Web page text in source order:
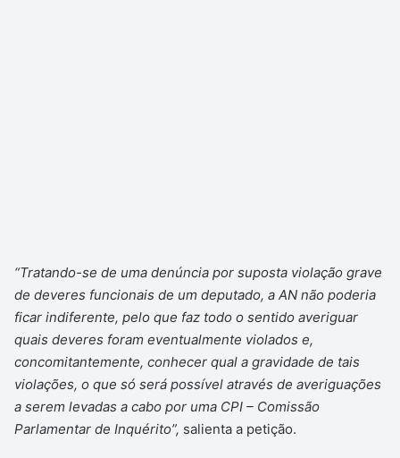
“Tratando-se de uma denúncia por suposta violação grave
de deveres funcionais de um deputado, a AN não poderia
ficar indiferente, pelo que faz todo o sentido averiguar
quais deveres foram eventualmente violados e,
concomitantemente, conhecer qual a gravidade de tais
violações, o que só será possível através de averiguações
a serem levadas a cabo por uma CPI – Comissão
Parlamentar de Inquérito”, salienta a petição.